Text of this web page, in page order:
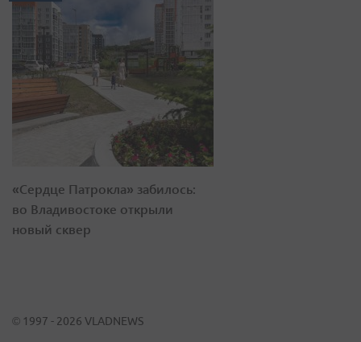
«Сердце Патрокла» забилось:
во Владивостоке открыли
новый сквер
© 1997 - 2026 VLADNEWS